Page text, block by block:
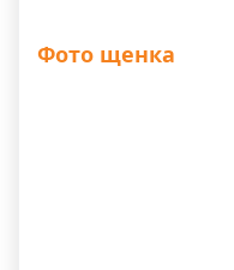
Фото щенка